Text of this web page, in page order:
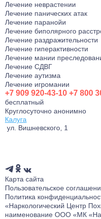
Лечение тревожного
Лечение фантомных
Лечение
Лечение бессонницы
Лечение ГТР
Лечение лунатизма
Лечение нервных
Лечение
Лечение анозогнозии
Лечение орторексии
Лечение парафилий
Лечение
Психиатрическая
Лечение неврастении
Лечение панических атак
Лечение паранойи
Лечение биполярного
Лечение раздражительности
Лечение гиперактивности
Лечение мании
Лечение СДВГ
Лечение аутизма
Лечение игромании
+7 909 920-43-10 +7 800
бесплатный
Круглосуточно анонимно
Калуга
ул. Вишневского, 1
Карта сайта
Пользовательское
Политика
«Наркологический Центр
наименование ООО «МК